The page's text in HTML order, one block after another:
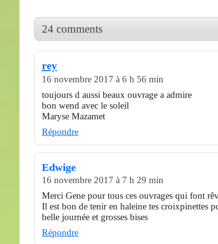
24 comments
rey
16 novembre 2017 à 6 h 56 min
toujours d aussi beaux ouvrage a admire
bon wend avec le soleil
Maryse Mazamet
Répondre
Edwige
16 novembre 2017 à 7 h 29 min
Merci Gene pour tous ces ouvrages qui font
Il est bon de tenir en haleine tes croixpinettes
belle journée et grosses bises
Répondre